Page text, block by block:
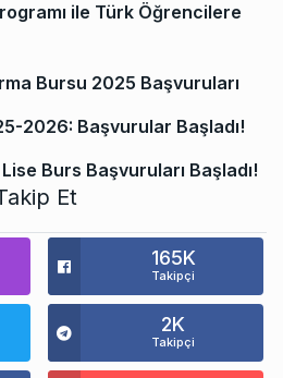
ile Türk Öğrencilere
Bursu 2025 Başvuruları
2026: Başvurular Başladı!
Burs Başvuruları Başladı!
Et
165K
Takipçi
2K
Takipçi